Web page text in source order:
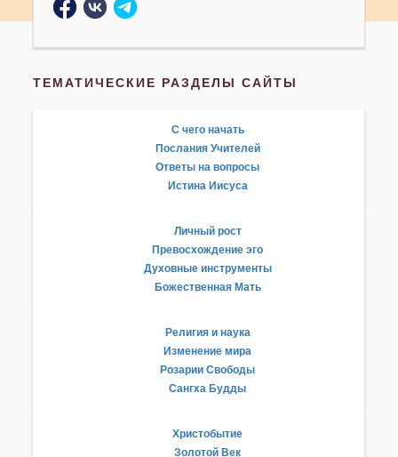
ТЕМАТИЧЕСКИЕ РАЗДЕЛЫ САЙТЫ
С чего начать
Послания Учителей
Ответы на вопросы
Истина Иисуса
Личный рост
Превосхождение эго
Духовные инструменты
Божественная Мать
Религия и наука
Изменение мира
Розарии Свободы
Сангха Будды
Христобытие
Золотой Век